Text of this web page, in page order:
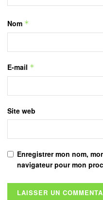
Nom *
E-mail *
Site web
Enregistrer mon nom,
navigateur pour mon